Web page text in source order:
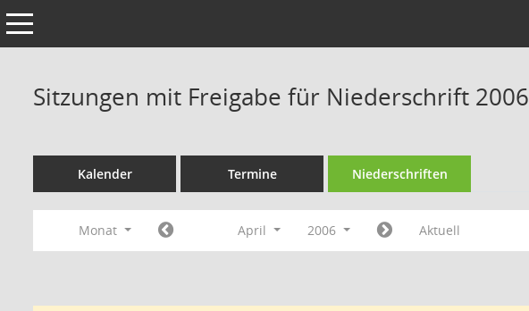
Toggle navigation
Sitzungen mit Freigabe für Niederschrift 2006
Kalender Termine Niederschriften
Monat April 2006 Aktuell